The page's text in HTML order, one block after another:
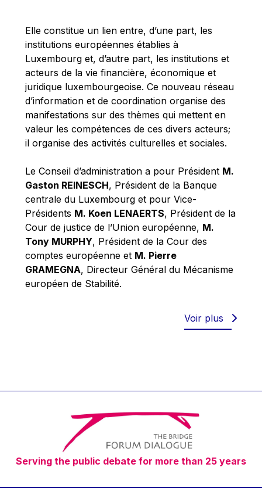
Michael Sohlman
Michel Goedert
Mireille Delmas-Marty
Nobuo Tanaka
Otmar Issing
Paolo Mengozzi
Paschal Donohoe
Pat Cox
Patrizia Nanz
Philippe Maystadt
Pierre Gramegna
Richard Pelly
Robert Goebbels
Robert REYNDERS
Timothy Radcliffe
Vaclav Klaus
Vassilios Skouris
Vítor Manuel da Silva Caldeira
Viviane Reding
Elle constitue un lien entre, d’une part, les
institutions européennes établies à
Luxembourg et, d’autre part, les institutions et
acteurs de la vie financière, économique et
juridique luxembourgeoise. Ce nouveau réseau
d’information et de coordination organise des
manifestations sur des thèmes qui mettent en
valeur les compétences de ces divers acteurs;
il organise des activités culturelles et sociales.
Le Conseil d’administration a pour Président M.
Gaston REINESCH, Président de la Banque
centrale du Luxembourg et pour Vice-
Présidents M. Koen LENAERTS, Président de la
Cour de justice de l’Union européenne, M.
Tony MURPHY, Président de la Cour des
comptes européenne et M. Pierre
GRAMEGNA, Directeur Général du Mécanisme
européen de Stabilité.
Voir plus
Serving the public debate for more than 25 years